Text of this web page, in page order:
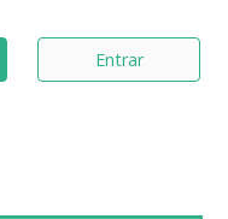
Entrar